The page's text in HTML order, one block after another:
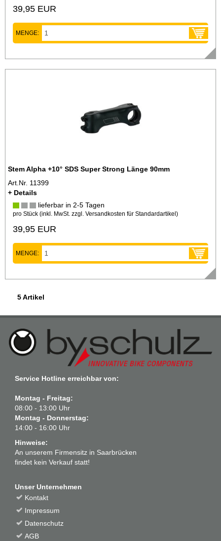
39,95 EUR
MENGE:
Stem Alpha +10° SDS Super Strong Länge 90mm
Art.Nr. 11399
+ Details
lieferbar in 2-5 Tagen
pro Stück (inkl. MwSt. zzgl. Versandkosten für Standardartikel)
39,95 EUR
MENGE:
5 Artikel
Service Hotline erreichbar von:
Montag - Freitag:
08:00 - 13:00 Uhr
Montag - Donnerstag:
14:00 - 16:00 Uhr
Hinweise:
An unserem Firmensitz in Saarbrücken
findet kein Verkauf statt!
Unser Unternehmen
Kontakt
Impressum
Datenschutz
AGB